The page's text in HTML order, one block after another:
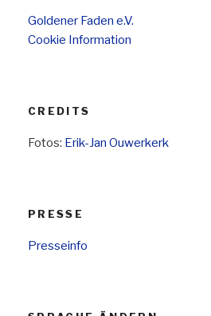
Goldener Faden e.V.
Cookie Information
CREDITS
Fotos: Erik-Jan Ouwerkerk
PRESSE
Presseinfo